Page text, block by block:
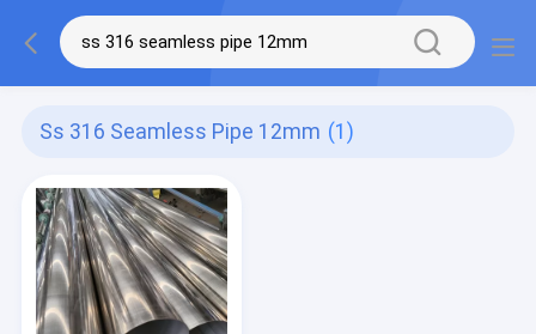
Ss 316 Seamless Pipe 12mm (1)